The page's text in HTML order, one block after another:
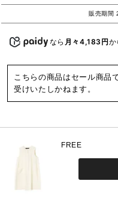
販売期間
なら 月々4,183円
こちらの商品はセール商品
受けいたしかねます。
FREE